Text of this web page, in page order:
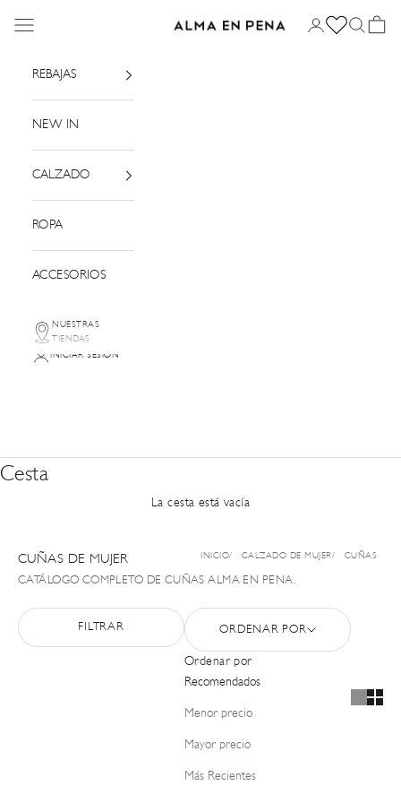
Alma en Pena
Menú Iniciar sesión
Buscar
Cesta
REBAJAS
NEW IN
CALZADO
ROPA
ACCESORIOS
NUESTRAS
TIENDAS
INICIAR SESIÓN
Cesta
La cesta está vacía
INICIO CALZADO DE MUJER CUÑAS
CUÑAS DE MUJER
CATÁLOGO COMPLETO DE CUÑAS ALMA EN PENA.
FILTRAR ORDENAR POR
Ordenar por
Recomendados
Menor precio
Mayor precio
Más Recientes